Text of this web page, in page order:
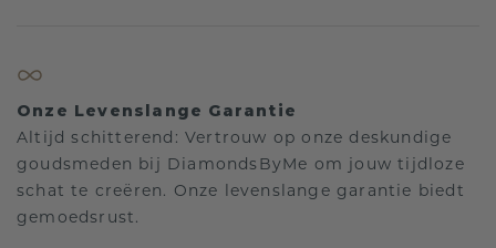
Onze Levenslange Garantie
Altijd schitterend: Vertrouw op onze deskundige
goudsmeden bij DiamondsByMe om jouw tijdloze
schat te creëren. Onze levenslange garantie biedt
gemoedsrust.